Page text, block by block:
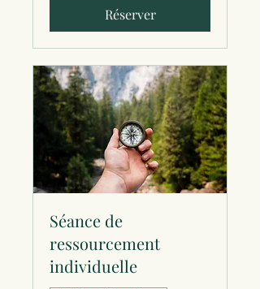
Réserver
Séance de
ressourcement
individuelle